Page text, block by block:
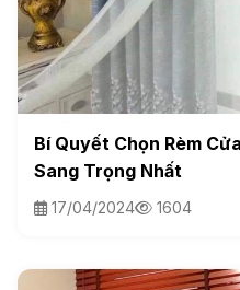
Bí Quyết Chọn Rèm
Sang Trọng Nhất
17/04/2024 1604